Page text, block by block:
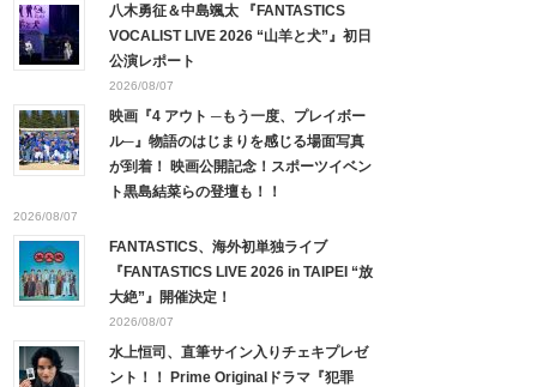
八木勇征＆中島颯太 『FANTASTICS
VOCALIST LIVE 2026 “山羊と犬”』初日
公演レポート
2026/08/07
映画『4 アウト ─もう一度、プレイボー
ル─』物語のはじまりを感じる場面写真
が到着！ 映画公開記念！スポーツイベン
ト黒島結菜らの登壇も！！
2026/08/07
FANTASTICS、海外初単独ライブ
『FANTASTICS LIVE 2026 in TAIPEI “放
大絶”』開催決定！
2026/08/07
水上恒司、直筆サイン入りチェキプレゼ
ント！！ Prime Originalドラマ『犯罪